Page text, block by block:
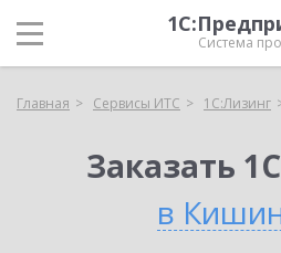
Система
Главная Сервисы ИТС 1С:Лизинг
Заказать
в